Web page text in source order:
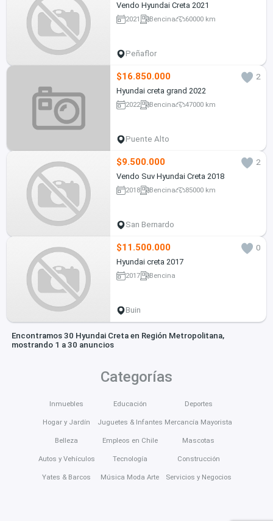
Vendo Hyundai Creta 2021
2021 Bencina 60000 km
Peñaflor
$16.850.000
2
Hyundai creta grand 2022
2022 Bencina 47000 km
Puente Alto
$9.500.000
2
Vendo Suv Hyundai Creta 2018
2018 Bencina 85000 km
San Bernardo
$11.500.000
0
Hyundai creta 2017
2017 Bencina
Buin
Encontramos 30 Hyundai Creta en Región Metropolitana,
mostrando 1 a 30 anuncios
Categorías
Inmuebles
Hogar y Jardín
Belleza
Autos y Vehículos
Yates & Barcos
Educación
Juguetes & Infantes
Empleos en Chile
Tecnología
Música Moda Arte
Deportes
Mercancía Mayorista
Mascotas
Construcción
Servicios y Negocios